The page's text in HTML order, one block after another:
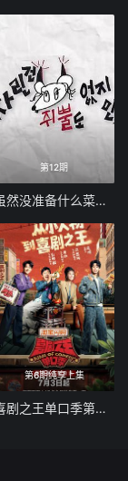
第12期
虽然没准备什么菜第四季
第6期纯享上集
喜剧之王单口季第三季